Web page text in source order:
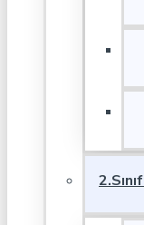
2.Sınıf